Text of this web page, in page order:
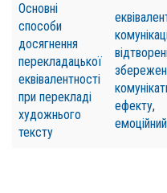
Основні
способи
досягнення
перекладацької
еквівалентності
при перекладі
художнього
тексту
ефекту,